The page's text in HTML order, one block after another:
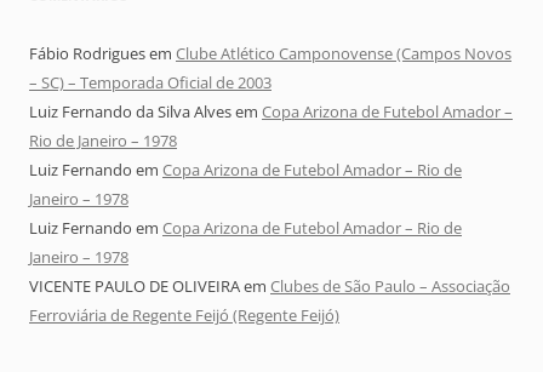
Fábio Rodriguesem Clube Atlético Camponovense (Campos Novos
– SC) – Temporada Oficial de 2003
Luiz Fernando da Silva Alvesem Copa Arizona de Futebol Amador –
Rio de Janeiro – 1978
Luiz Fernando em Copa Arizona de Futebol Amador – Rio de
Janeiro – 1978
Luiz Fernando em Copa Arizona de Futebol Amador – Rio de
Janeiro – 1978
VICENTE PAULO DE OLIVEIRAem Clubes de São Paulo – Associação
Ferroviária de Regente Feijó (Regente Feijó)